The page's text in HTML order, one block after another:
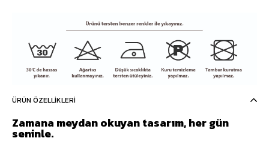
ÜRÜN ÖZELLIKLERI
Zamana meydan okuyan tasarım, her gün
seninle.